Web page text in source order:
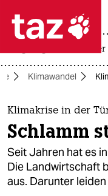

themen
politik
öko
usa
Klimawandel
Klimakrise in der
Schlamm
Seit Jahren hat es
Die Landwirtschaft
aus. Darunter